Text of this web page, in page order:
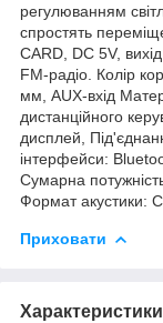
регулюванням
спростять
CARD, DC 5V,
FM-радіо. Колір
мм, AUX-вхід
дистанційного
дисплей,
інтерфейси:
Сумарна
Формат акустики:
Приховати
Характеристики